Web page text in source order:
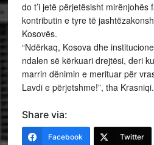
do t’i jetë përjetësisht mirënjohës
kontributin e tyre të
Kosovës.
“Ndërkaq, Kosova dhe
ndalen së kërkuari drejtësi, deri
marrin dënimin e merituar për
Lavdi e përjetshme!”, tha Krasniqi.
Share via:
Facebook Twitter